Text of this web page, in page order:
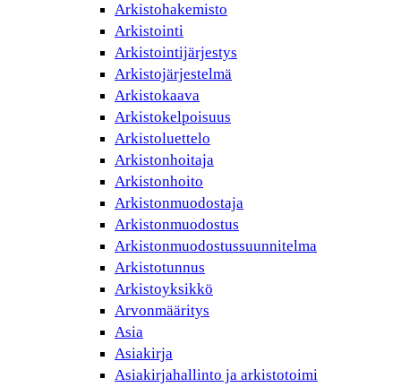
Arkistohakemisto
Arkistointi
Arkistointijärjestys
Arkistojärjestelmä
Arkistokaava
Arkistokelpoisuus
Arkistoluettelo
Arkistonhoitaja
Arkistonhoito
Arkistonmuodostaja
Arkistonmuodostus
Arkistonmuodostussuunnitelma
Arkistotunnus
Arkistoyksikkö
Arvonmääritys
Asia
Asiakirja
Asiakirjahallinto ja arkistotoimi